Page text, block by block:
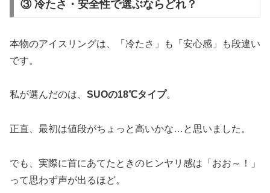
③ 冷たさ・安全性で選ぶならどれ？
本物のアイスリングは、「冷たさ」も「安心感」も段違い
です。
私が選んだのは、 SUOの18℃タイプ。
正直、最初は値段がちょっと高いかな…と思いました。
でも、実際に首にあてたときのヒンヤリ感は「おお～！」
って思わず声が出るほど。